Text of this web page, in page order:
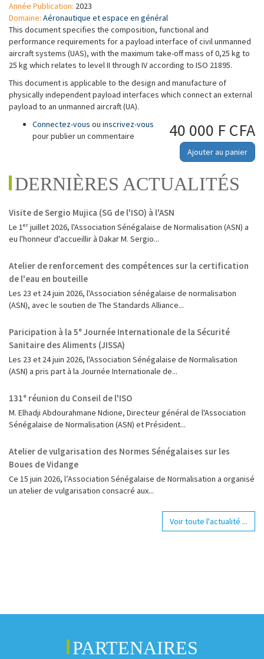
Année Publication: 2023
Domaine: Aéronautique et espace en général
This document specifies the composition, functional and
performance requirements for a payload interface of civil unmanned
aircraft systems (UAS), with the maximum take-off mass of 0,25 kg to
25 kg which relates to level II through IV according to ISO 21895.
This document is applicable to the design and manufacture of
physically independent payload interfaces which connect an external
payload to an unmanned aircraft (UA).
40 000 F CFA
Ajouter au panier
Connectez-vous ou inscrivez-vous
pour publier un commentaire
DERNIÈRES ACTUALITÉS
Visite de Sergio Mujica (SG de l'ISO) à l'ASN
Le 1ᵉʳ juillet 2026, l'Association Sénégalaise de Normalisation (ASN) a
eu l'honneur d'accueillir à Dakar M. Sergio...
Atelier de renforcement des compétences sur la certification
de l'eau en bouteille
Les 23 et 24 juin 2026, l'Association sénégalaise de normalisation
(ASN), avec le soutien de The Standards Alliance...
Paricipation à la 5ᵉ Journée Internationale de la Sécurité
Sanitaire des Aliments (JISSA)
‎Les 23 et 24 juin 2026, l'Association Sénégalaise de Normalisation
(ASN) a pris part à la Journée Internationale de...
131ᵉ réunion du Conseil de l'ISO
M. Elhadji Abdourahmane Ndione, Directeur général de l'Association
Sénégalaise de Normalisation (ASN) et Président...
Atelier de vulgarisation des Normes Sénégalaises sur les
Boues de Vidange
Ce 15 juin 2026, l’Association Sénégalaise de Normalisation a organisé
un atelier de vulgarisation consacré aux...
Voir toute l'actualité ...
PARTENAIRES